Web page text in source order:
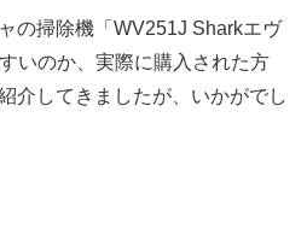
の掃除機「WV251J Sharkエヴ
いのか、実際に購入された方
介してきましたが、いかがでし